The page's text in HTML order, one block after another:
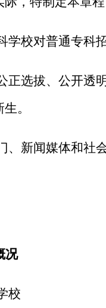
学校对普通专科
正选拔、公开透
。
、新闻媒体和社
况
校